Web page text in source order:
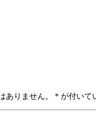
ありません。 * が付いて